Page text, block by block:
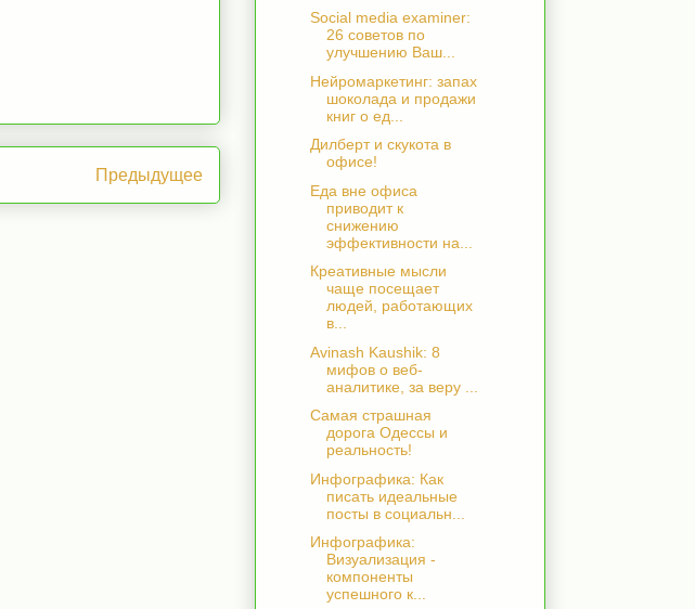
Предыдущее
Social media examiner:
26 советов по
улучшению Ваш...
Нейромаркетинг: запах
шоколада и продажи
книг о ед...
Дилберт и скукота в
офисе!
Еда вне офиса
приводит к
снижению
эффективности на...
Креативные мысли
чаще посещает
людей, работающих
в...
Avinash Kaushik: 8
мифов о веб-
аналитике, за веру ...
Самая страшная
дорога Одессы и
реальность!
Инфографика: Как
писать идеальные
посты в социальн...
Инфографика:
Визуализация -
компоненты
успешного к...